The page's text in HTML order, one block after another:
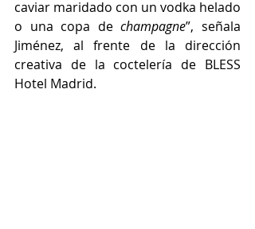
caviar maridado con un vodka helado
o una copa de champagne”, señala
Jiménez, al frente de la dirección
creativa de la coctelería de BLESS
Hotel Madrid.